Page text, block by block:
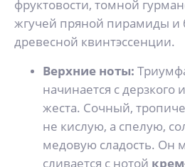
фруктовости, томной
жгучей пряной пирамиды и
древесной квинтэссенции.
Верхние ноты:
начинается с дерзкого
жеста. Сочный,
не кислую, а спелую,
медовую сладость. Он
сливается с нотой